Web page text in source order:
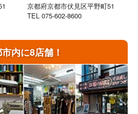
内に8店舗！
京都府京都市伏見区平野町51
TEL 075-602-8600